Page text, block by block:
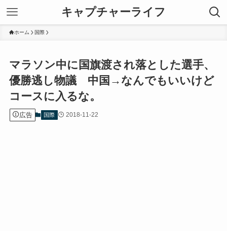
キャプチャーライフ
ホーム 国際
マラソン中に国旗渡され落とした選手、
優勝逃し物議 中国→なんでもいいけど
コースに入るな。
広告 国際 2018-11-22